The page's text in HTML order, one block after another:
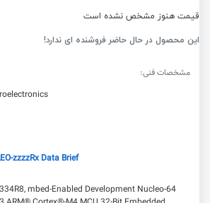
قیمت هنوز مشخص نشده است
این محصول در حال حاضر فروشنده ای ندارد!
مشخصات فنی:
zzzzRx Data Brief
mbed-Enabled Development Nucleo-64